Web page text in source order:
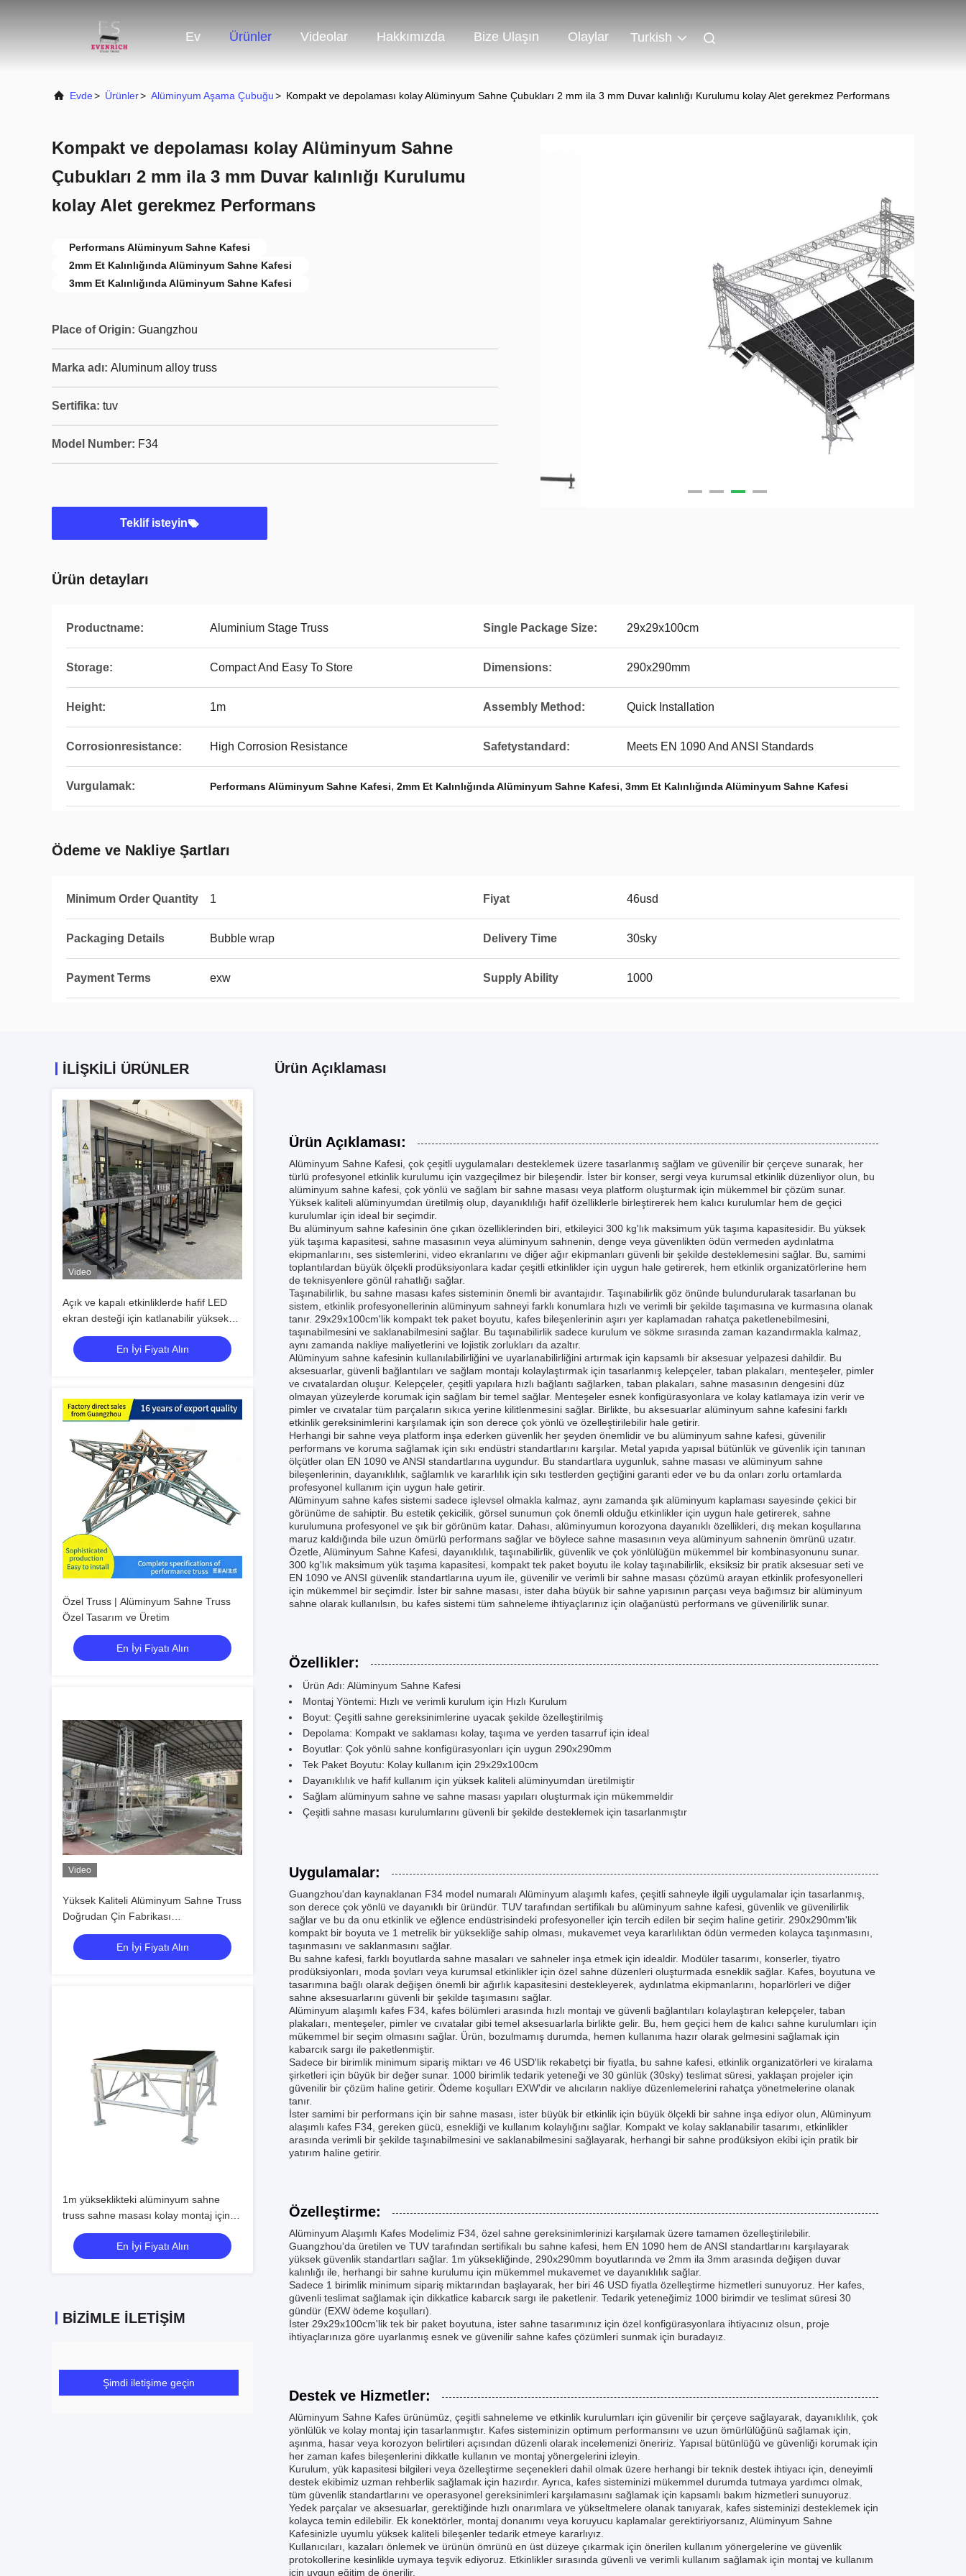
Ev Ürünler Videolar Hakkımızda Bize Ulaşın Olaylar Turkish
Evde> Ürünler> Alüminyum Aşama Çubuğu> Kompakt ve depolaması kolay Alüminyum Sahne Çubukları 2 mm ila 3 mm Duvar kalınlığı Kurulumu kolay Alet gerekmez Performans
Kompakt ve depolaması kolay Alüminyum Sahne
Çubukları 2 mm ila 3 mm Duvar kalınlığı Kurulumu
kolay Alet gerekmez Performans
Performans Alüminyum Sahne Kafesi
2mm Et Kalınlığında Alüminyum Sahne Kafesi
3mm Et Kalınlığında Alüminyum Sahne Kafesi
Place of Origin: Guangzhou
Marka adı: Aluminum alloy truss
Sertifika: tuv
Model Number: F34
Teklif isteyin
Ürün detayları
Productname: Aluminium Stage Truss Single Package Size: 29x29x100cm
Storage: Compact And Easy To Store Dimensions: 290x290mm
Height: 1m Assembly Method: Quick Installation
Corrosionresistance: High Corrosion Resistance Safetystandard: Meets EN 1090 And ANSI Standards
Vurgulamak: Performans Alüminyum Sahne Kafesi, 2mm Et Kalınlığında Alüminyum Sahne Kafesi, 3mm Et Kalınlığında Alüminyum Sahne Kafesi
Ödeme ve Nakliye Şartları
Minimum Order Quantity 1 Fiyat 46usd
Packaging Details Bubble wrap Delivery Time 30sky
Payment Terms exw Supply Ability 1000
İLIŞKILI ÜRÜNLER
Video
Açık ve kapalı etkinliklerde hafif LED
ekran desteği için katlanabilir yüksek
dayanıklı alüminyum alaşımlı sahne
ekranı trasi
En İyi Fiyatı Alın
Özel Truss | Alüminyum Sahne Truss
Özel Tasarım ve Üretim
En İyi Fiyatı Alın
Video
Yüksek Kaliteli Alüminyum Sahne Truss
Doğrudan Çin Fabrikası
Guangzhou400*400alüminyum truss
En İyi Fiyatı Alın
1m yükseklikteki alüminyum sahne
truss sahne masası kolay montaj için
tasarlanmış dayanıklı yapı ve çok yönlü
etkinlik uygulamaları
En İyi Fiyatı Alın
BIZIMLE İLETIŞIM
Şimdi iletişime geçin
Ürün Açıklaması
Ürün Açıklaması:
Alüminyum Sahne Kafesi, çok çeşitli uygulamaları desteklemek üzere tasarlanmış sağlam ve güvenilir bir çerçeve sunarak, her
türlü profesyonel etkinlik kurulumu için vazgeçilmez bir bileşendir. İster bir konser, sergi veya kurumsal etkinlik düzenliyor olun, bu
alüminyum sahne kafesi, çok yönlü ve sağlam bir sahne masası veya platform oluşturmak için mükemmel bir çözüm sunar.
Yüksek kaliteli alüminyumdan üretilmiş olup, dayanıklılığı hafif özelliklerle birleştirerek hem kalıcı kurulumlar hem de geçici
kurulumlar için ideal bir seçimdir.
Bu alüminyum sahne kafesinin öne çıkan özelliklerinden biri, etkileyici 300 kg'lık maksimum yük taşıma kapasitesidir. Bu yüksek
yük taşıma kapasitesi, sahne masasının veya alüminyum sahnenin, denge veya güvenlikten ödün vermeden aydınlatma
ekipmanlarını, ses sistemlerini, video ekranlarını ve diğer ağır ekipmanları güvenli bir şekilde desteklemesini sağlar. Bu, samimi
toplantılardan büyük ölçekli prodüksiyonlara kadar çeşitli etkinlikler için uygun hale getirerek, hem etkinlik organizatörlerine hem
de teknisyenlere gönül rahatlığı sağlar.
Taşınabilirlik, bu sahne masası kafes sisteminin önemli bir avantajıdır. Taşınabilirlik göz önünde bulundurularak tasarlanan bu
sistem, etkinlik profesyonellerinin alüminyum sahneyi farklı konumlara hızlı ve verimli bir şekilde taşımasına ve kurmasına olanak
tanır. 29x29x100cm'lik kompakt tek paket boyutu, kafes bileşenlerinin aşırı yer kaplamadan rahatça paketlenebilmesini,
taşınabilmesini ve saklanabilmesini sağlar. Bu taşınabilirlik sadece kurulum ve sökme sırasında zaman kazandırmakla kalmaz,
aynı zamanda nakliye maliyetlerini ve lojistik zorlukları da azaltır.
Alüminyum sahne kafesinin kullanılabilirliğini ve uyarlanabilirliğini artırmak için kapsamlı bir aksesuar yelpazesi dahildir. Bu
aksesuarlar, güvenli bağlantıları ve sağlam montajı kolaylaştırmak için tasarlanmış kelepçeler, taban plakaları, menteşeler, pimler
ve cıvatalardan oluşur. Kelepçeler, çeşitli yapılara hızlı bağlantı sağlarken, taban plakaları, sahne masasının dengesini düz
olmayan yüzeylerde korumak için sağlam bir temel sağlar. Menteşeler esnek konfigürasyonlara ve kolay katlamaya izin verir ve
pimler ve cıvatalar tüm parçaların sıkıca yerine kilitlenmesini sağlar. Birlikte, bu aksesuarlar alüminyum sahne kafesini farklı
etkinlik gereksinimlerini karşılamak için son derece çok yönlü ve özelleştirilebilir hale getirir.
Herhangi bir sahne veya platform inşa ederken güvenlik her şeyden önemlidir ve bu alüminyum sahne kafesi, güvenilir
performans ve koruma sağlamak için sıkı endüstri standartlarını karşılar. Metal yapıda yapısal bütünlük ve güvenlik için tanınan
ölçütler olan EN 1090 ve ANSI standartlarına uygundur. Bu standartlara uygunluk, sahne masası ve alüminyum sahne
bileşenlerinin, dayanıklılık, sağlamlık ve kararlılık için sıkı testlerden geçtiğini garanti eder ve bu da onları zorlu ortamlarda
profesyonel kullanım için uygun hale getirir.
Alüminyum sahne kafes sistemi sadece işlevsel olmakla kalmaz, aynı zamanda şık alüminyum kaplaması sayesinde çekici bir
görünüme de sahiptir. Bu estetik çekicilik, görsel sunumun çok önemli olduğu etkinlikler için uygun hale getirerek, sahne
kurulumuna profesyonel ve şık bir görünüm katar. Dahası, alüminyumun korozyona dayanıklı özellikleri, dış mekan koşullarına
maruz kaldığında bile uzun ömürlü performans sağlar ve böylece sahne masasının veya alüminyum sahnenin ömrünü uzatır.
Özetle, Alüminyum Sahne Kafesi, dayanıklılık, taşınabilirlik, güvenlik ve çok yönlülüğün mükemmel bir kombinasyonunu sunar.
300 kg'lık maksimum yük taşıma kapasitesi, kompakt tek paket boyutu ile kolay taşınabilirlik, eksiksiz bir pratik aksesuar seti ve
EN 1090 ve ANSI güvenlik standartlarına uyum ile, güvenilir ve verimli bir sahne masası çözümü arayan etkinlik profesyonelleri
için mükemmel bir seçimdir. İster bir sahne masası, ister daha büyük bir sahne yapısının parçası veya bağımsız bir alüminyum
sahne olarak kullanılsın, bu kafes sistemi tüm sahneleme ihtiyaçlarınız için olağanüstü performans ve güvenilirlik sunar.
Özellikler:
Ürün Adı: Alüminyum Sahne Kafesi
Montaj Yöntemi: Hızlı ve verimli kurulum için Hızlı Kurulum
Boyut: Çeşitli sahne gereksinimlerine uyacak şekilde özelleştirilmiş
Depolama: Kompakt ve saklaması kolay, taşıma ve yerden tasarruf için ideal
Boyutlar: Çok yönlü sahne konfigürasyonları için uygun 290x290mm
Tek Paket Boyutu: Kolay kullanım için 29x29x100cm
Dayanıklılık ve hafif kullanım için yüksek kaliteli alüminyumdan üretilmiştir
Sağlam alüminyum sahne ve sahne masası yapıları oluşturmak için mükemmeldir
Çeşitli sahne masası kurulumlarını güvenli bir şekilde desteklemek için tasarlanmıştır
Uygulamalar:
Guangzhou'dan kaynaklanan F34 model numaralı Alüminyum alaşımlı kafes, çeşitli sahneyle ilgili uygulamalar için tasarlanmış,
son derece çok yönlü ve dayanıklı bir üründür. TUV tarafından sertifikalı bu alüminyum sahne kafesi, güvenlik ve güvenilirlik
sağlar ve bu da onu etkinlik ve eğlence endüstrisindeki profesyoneller için tercih edilen bir seçim haline getirir. 290x290mm'lik
kompakt bir boyuta ve 1 metrelik bir yüksekliğe sahip olması, mukavemet veya kararlılıktan ödün vermeden kolayca taşınmasını,
taşınmasını ve saklanmasını sağlar.
Bu sahne kafesi, farklı boyutlarda sahne masaları ve sahneler inşa etmek için idealdir. Modüler tasarımı, konserler, tiyatro
prodüksiyonları, moda şovları veya kurumsal etkinlikler için özel sahne düzenleri oluşturmada esneklik sağlar. Kafes, boyutuna ve
tasarımına bağlı olarak değişen önemli bir ağırlık kapasitesini destekleyerek, aydınlatma ekipmanlarını, hoparlörleri ve diğer
sahne aksesuarlarını güvenli bir şekilde taşımasını sağlar.
Alüminyum alaşımlı kafes F34, kafes bölümleri arasında hızlı montajı ve güvenli bağlantıları kolaylaştıran kelepçeler, taban
plakaları, menteşeler, pimler ve cıvatalar gibi temel aksesuarlarla birlikte gelir. Bu, hem geçici hem de kalıcı sahne kurulumları için
mükemmel bir seçim olmasını sağlar. Ürün, bozulmamış durumda, hemen kullanıma hazır olarak gelmesini sağlamak için
kabarcık sargı ile paketlenmiştir.
Sadece bir birimlik minimum sipariş miktarı ve 46 USD'lik rekabetçi bir fiyatla, bu sahne kafesi, etkinlik organizatörleri ve kiralama
şirketleri için büyük bir değer sunar. 1000 birimlik tedarik yeteneği ve 30 günlük (30sky) teslimat süresi, yaklaşan projeler için
güvenilir bir çözüm haline getirir. Ödeme koşulları EXW'dir ve alıcıların nakliye düzenlemelerini rahatça yönetmelerine olanak
tanır.
İster samimi bir performans için bir sahne masası, ister büyük bir etkinlik için büyük ölçekli bir sahne inşa ediyor olun, Alüminyum
alaşımlı kafes F34, gereken gücü, esnekliği ve kullanım kolaylığını sağlar. Kompakt ve kolay saklanabilir tasarımı, etkinlikler
arasında verimli bir şekilde taşınabilmesini ve saklanabilmesini sağlayarak, herhangi bir sahne prodüksiyon ekibi için pratik bir
yatırım haline getirir.
Özelleştirme:
Alüminyum Alaşımlı Kafes Modelimiz F34, özel sahne gereksinimlerinizi karşılamak üzere tamamen özelleştirilebilir.
Guangzhou'da üretilen ve TUV tarafından sertifikalı bu sahne kafesi, hem EN 1090 hem de ANSI standartlarını karşılayarak
yüksek güvenlik standartları sağlar. 1m yüksekliğinde, 290x290mm boyutlarında ve 2mm ila 3mm arasında değişen duvar
kalınlığı ile, herhangi bir sahne kurulumu için mükemmel mukavemet ve dayanıklılık sağlar.
Sadece 1 birimlik minimum sipariş miktarından başlayarak, her biri 46 USD fiyatla özelleştirme hizmetleri sunuyoruz. Her kafes,
güvenli teslimat sağlamak için dikkatlice kabarcık sargı ile paketlenir. Tedarik yeteneğimiz 1000 birimdir ve teslimat süresi 30
gündür (EXW ödeme koşulları).
İster 29x29x100cm'lik tek bir paket boyutuna, ister sahne tasarımınız için özel konfigürasyonlara ihtiyacınız olsun, proje
ihtiyaçlarınıza göre uyarlanmış esnek ve güvenilir sahne kafes çözümleri sunmak için buradayız.
Destek ve Hizmetler:
Alüminyum Sahne Kafes ürünümüz, çeşitli sahneleme ve etkinlik kurulumları için güvenilir bir çerçeve sağlayarak, dayanıklılık, çok
yönlülük ve kolay montaj için tasarlanmıştır. Kafes sisteminizin optimum performansını ve uzun ömürlülüğünü sağlamak için,
aşınma, hasar veya korozyon belirtileri açısından düzenli olarak incelemenizi öneririz. Yapısal bütünlüğü ve güvenliği korumak için
her zaman kafes bileşenlerini dikkatle kullanın ve montaj yönergelerini izleyin.
Kurulum, yük kapasitesi bilgileri veya özelleştirme seçenekleri dahil olmak üzere herhangi bir teknik destek ihtiyacı için, deneyimli
destek ekibimiz uzman rehberlik sağlamak için hazırdır. Ayrıca, kafes sisteminizi mükemmel durumda tutmaya yardımcı olmak,
tüm güvenlik standartlarını ve operasyonel gereksinimleri karşılamasını sağlamak için kapsamlı bakım hizmetleri sunuyoruz.
Yedek parçalar ve aksesuarlar, gerektiğinde hızlı onarımlara ve yükseltmelere olanak tanıyarak, kafes sisteminizi desteklemek için
kolayca temin edilebilir. Ek konektörler, montaj donanımı veya koruyucu kaplamalar gerektiriyorsanız, Alüminyum Sahne
Kafesinizle uyumlu yüksek kaliteli bileşenler tedarik etmeye kararlıyız.
Kullanıcıları, kazaları önlemek ve ürünün ömrünü en üst düzeye çıkarmak için önerilen kullanım yönergelerine ve güvenlik
protokollerine kesinlikle uymaya teşvik ediyoruz. Etkinlikler sırasında güvenli ve verimli kullanım sağlamak için montaj ve kullanım
için uygun eğitim de önerilir.